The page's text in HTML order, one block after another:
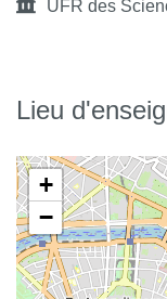
UFR des
Lieu
+
−